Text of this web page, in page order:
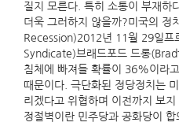
질지 모른다. 특히 소통이 부재하
더욱 그러하지 않을까?미국의 정
Recession)2012년 11월 29일프
Syndicate)브래드포드 드롱
침체에 빠져들 확률이 36%이라
때문이다. 극단화된 정당정치는
리겠다고 위협하며 이전까지 보
정절벽이란 민주당과 공화당이